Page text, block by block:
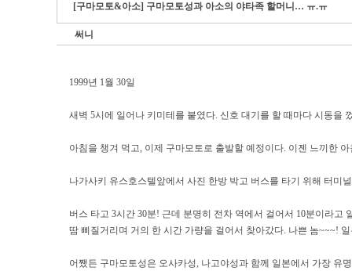
[구마모토&아소] 구마모토성과 아소의 야타족 할머니… ㅠ.ㅠ
써니
1999년 1월 30일
새벽 5시에 일어나 키미테를 붙였다. 신호 대기를 할 때마다 시동을
아침을 챙겨 먹고, 이제 구마모토로 출발할 예정이다. 이젠 느끼한
나가사키 유스호스텔앞에서 사진 한방 박고 버스를 타기 위해 터
버스 타고 3시간 30분! 근데 분명히 전차 역에서 걸어서 10분이라
땀 삐질거리며 거의 한 시간 가량을 걸어서 찾아갔다. 나쁜 놈~~~!
어쨌든 구마모토성은 오사카성, 나고야성과 함께 일본에서 가장 유